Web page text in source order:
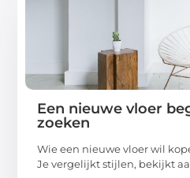
Een nieuwe vloer
zoeken
Wie een nieuwe vloer wil
Je vergelijkt stijlen, bekijkt